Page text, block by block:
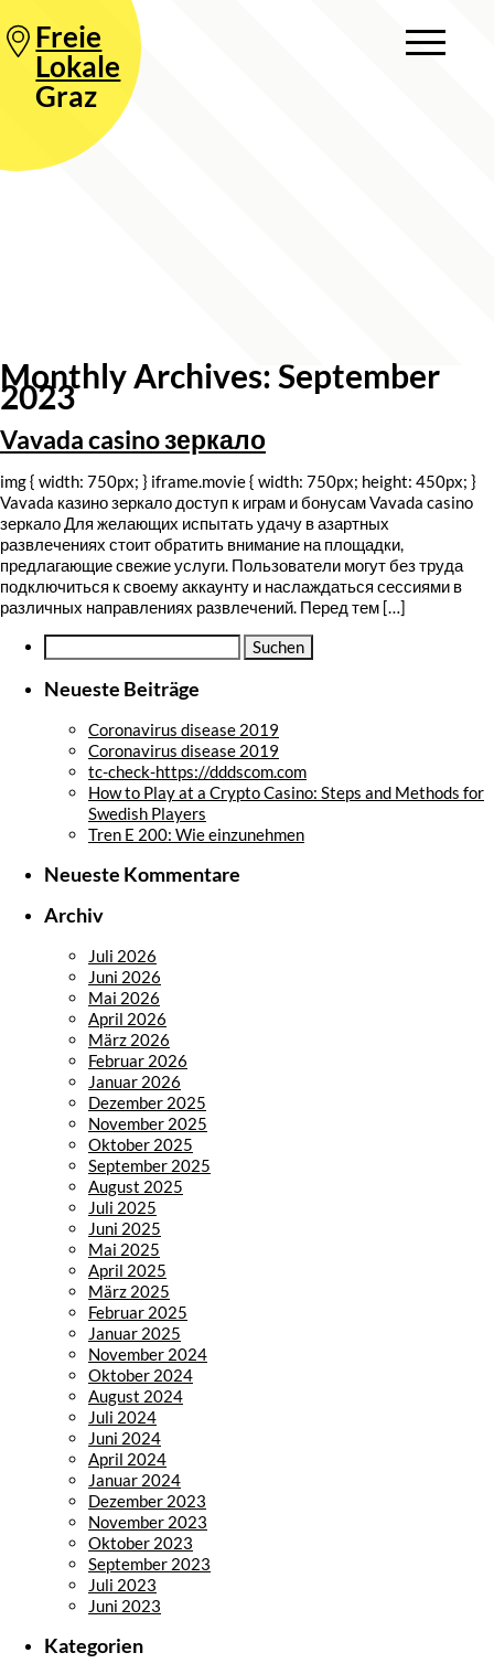
Freie
Lokale
Graz
Monthly Archives: September
2023
Vavada casino зеркало
img { width: 750px; } iframe.movie { width: 750px; height: 450px; }
Vavada казино зеркало доступ к играм и бонусам Vavada casino
зеркало Для желающих испытать удачу в азартных
развлечениях стоит обратить внимание на площадки,
предлагающие свежие услуги. Пользователи могут без труда
подключиться к своему аккаунту и наслаждаться сессиями в
различных направлениях развлечений. Перед тем […]
Suche
nach:
Neueste Beiträge
Coronavirus disease 2019
Coronavirus disease 2019
tc-check-https://dddscom.com
How to Play at a Crypto Casino: Steps and Methods for
Swedish Players
Tren E 200: Wie einzunehmen
Neueste Kommentare
Archiv
Juli 2026
Juni 2026
Mai 2026
April 2026
März 2026
Februar 2026
Januar 2026
Dezember 2025
November 2025
Oktober 2025
September 2025
August 2025
Juli 2025
Juni 2025
Mai 2025
April 2025
März 2025
Februar 2025
Januar 2025
November 2024
Oktober 2024
August 2024
Juli 2024
Juni 2024
April 2024
Januar 2024
Dezember 2023
November 2023
Oktober 2023
September 2023
Juli 2023
Juni 2023
Kategorien